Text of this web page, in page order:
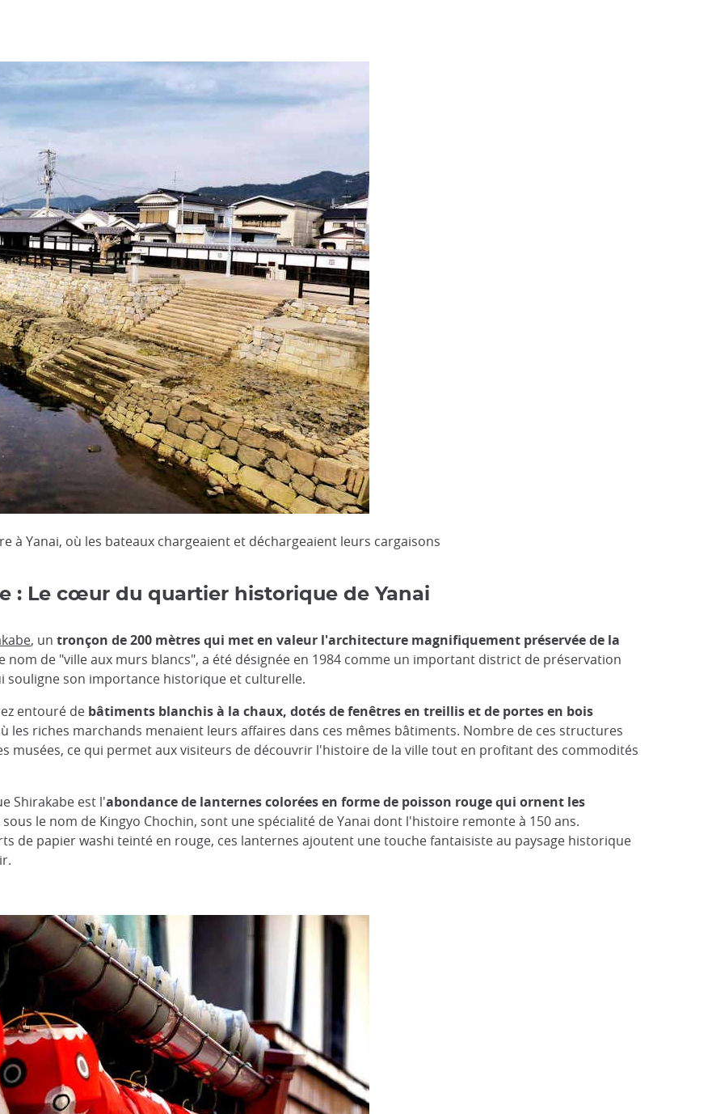
à Yanai, où les bateaux chargeaient et déchargeaient leurs cargaisons
: Le cœur du quartier historique de Yanai
, un tronçon de 200 mètres qui met en valeur l'architecture magnifiquement préservée de la
nom de "ville aux murs blancs", a été désignée en 1984 comme un important district de préservation
son importance historique et culturelle.
entouré de bâtiments blanchis à la chaux, dotés de fenêtres en treillis et de portes en bois
les riches marchands menaient leurs affaires dans ces mêmes bâtiments. Nombre de ces structures
musées, ce qui permet aux visiteurs de découvrir l'histoire de la ville tout en profitant des commodités
Shirakabe est l'abondance de lanternes colorées en forme de poisson rouge qui ornent les
le nom de Kingyo Chochin, sont une spécialité de Yanai dont l'histoire remonte à 150 ans.
de papier washi teinté en rouge, ces lanternes ajoutent une touche fantaisiste au paysage historique